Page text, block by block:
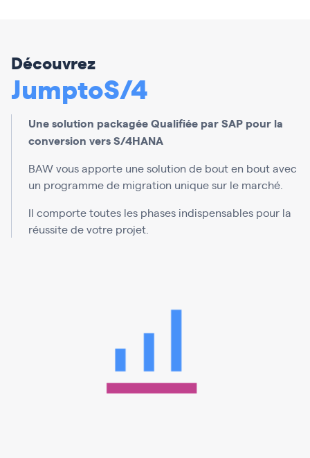
Découvrez
JumptoS/4
Une solution packagée Qualifiée par SAP pour la
conversion vers S/4HANA
BAW vous apporte une solution de bout en bout avec
un programme de migration unique sur le marché.
Il comporte toutes les phases indispensables pour la
réussite de votre projet.